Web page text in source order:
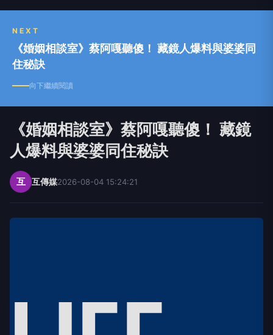
NEXT
《婚姻相談室》蔡阿嘎聽傻！ 藏鏡人爆料與婆婆同
住秘訣
向下繼續閱讀
《婚姻相談室》蔡阿嘎聽傻！ 藏鏡
人爆料與婆婆同住秘訣
互 互傳媒2026-08-04 15:24:21